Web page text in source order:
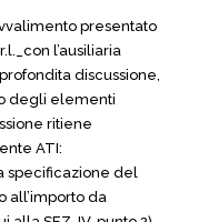
presentato
l’ausiliaria
discussione,
degli elementi
ritiene
ATI:
specificazione del
all’importo da